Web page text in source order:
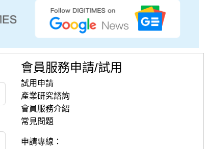
會員服務申請/試用
試用申請
產業研究諮詢
會員服務介紹
常見問題
申請專線：